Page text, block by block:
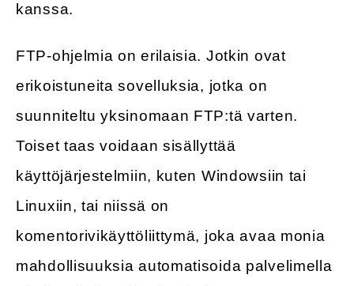
kanssa.
FTP-ohjelmia on erilaisia. Jotkin ovat
erikoistuneita sovelluksia, jotka on
suunniteltu yksinomaan FTP:tä varten.
Toiset taas voidaan sisällyttää
käyttöjärjestelmiin, kuten Windowsiin tai
Linuxiin, tai niissä on
komentorivikäyttöliittymä, joka avaa monia
mahdollisuuksia automatisoida palvelimella